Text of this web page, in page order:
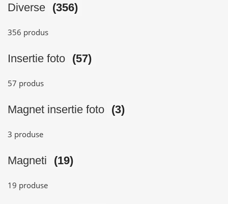
Diverse (356)
356 produs
Insertie foto (57)
57 produs
Magnet insertie foto (3)
3 produse
Magneti (19)
19 produse